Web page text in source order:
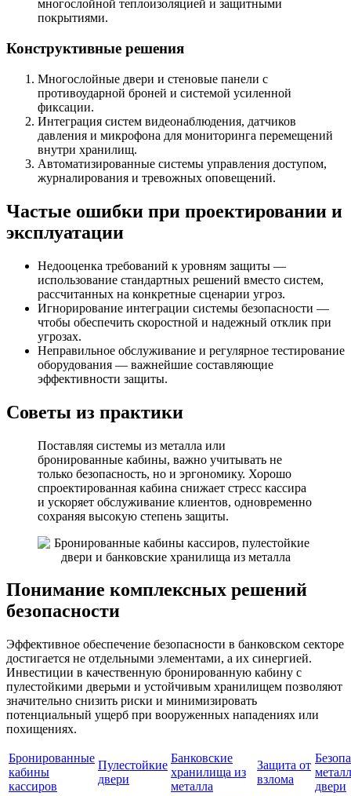
многослойной теплоизоляцией и защитными
покрытиями.
Конструктивные решения
Многослойные двери и стеновые панели с
противоударной броней и системой усиленной
фиксации.
Интеграция систем видеонаблюдения, датчиков
давления и микрофона для мониторинга перемещений
внутри хранилищ.
Автоматизированные системы управления доступом,
журналирования и тревожных оповещений.
Частые ошибки при проектировании и
эксплуатации
Недооценка требований к уровням защиты —
использование стандартных решений вместо систем,
рассчитанных на конкретные сценарии угроз.
Игнорирование интеграции системы безопасности —
чтобы обеспечить скоростной и надежный отклик при
угрозах.
Неправильное обслуживание и регулярное тестирование
оборудования — важнейшие составляющие
эффективности защиты.
Советы из практики
Поставляя системы из металла или
бронированные кабины, важно учитывать не
только безопасность, но и эргономику. Хорошо
спроектированная кабина снижает стресс кассира
и ускоряет обслуживание клиентов, одновременно
сохраняя высокую степень защиты.
Понимание комплексных решений
безопасности
Эффективное обеспечение безопасности в банковском секторе
достигается не отдельными элементами, а их синергией.
Инвестиции в качественную бронированную кабину с
пулестойкими дверьми и устойчивым хранилищем позволяют
значительно снизить риски и минимизировать
потенциальный ущерб при вооруженных нападениях или
похищениях.
Бронированные
кабины
кассиров
Пулестойкие
двери
Банковские
хранилища из
металла
Защита от
взлома
двери